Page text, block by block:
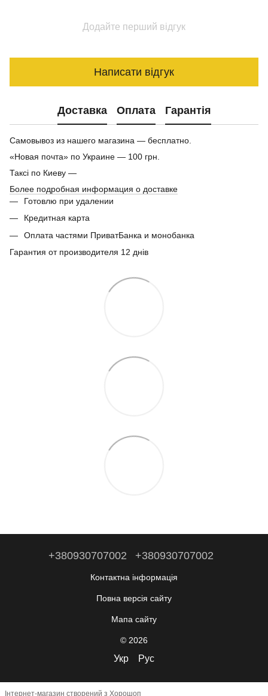
Додайте перший відгук
Написати відгук
Доставка Оплата Гарантія
Самовывоз из нашего магазина — бесплатно.
«Новая почта» по Украине — 100 грн.
Таксі по Киеву —
Более подробная информация о доставке
Готовлю при удалении
Кредитная карта
Оплата частями ПриватБанка и монобанка
Гарантия от производителя 12 днів
+380930707002 +380930707002
Контактна інформація
Повна версія сайту
Мапа сайту
© 2026
Укр Рус
Інтернет-магазин створений з Хорошоп